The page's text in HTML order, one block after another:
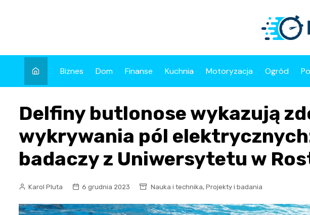
Biznes Dom Finanse Kuchnia Motoryzacja Ogród
Delfiny butlonose wykazują
wykrywania pól
badaczy z Uniwersytetu w
Karol Pluta 6 grudnia 2023 Nauka i technika, Projekty i badania